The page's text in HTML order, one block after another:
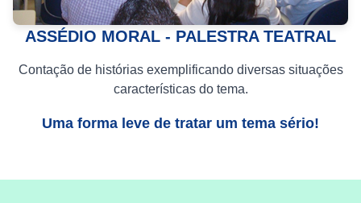
ASSÉDIO MORAL - PALESTRA TEATRAL
Contação de histórias exemplificando diversas situações
características do tema.
Uma forma leve de tratar um tema sério!